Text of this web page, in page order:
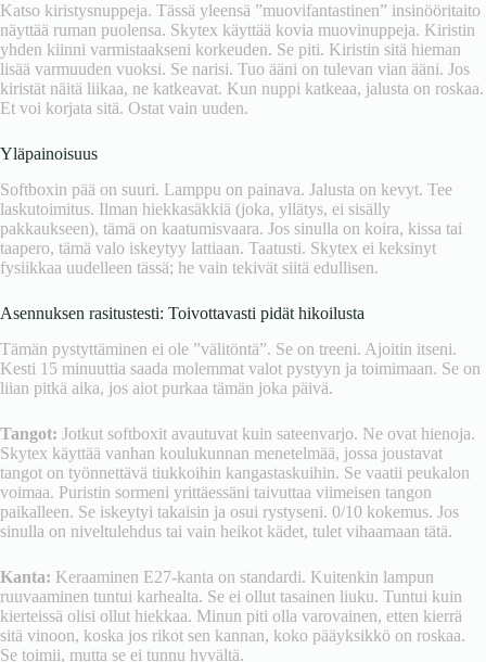
Katso kiristysnuppeja. Tässä yleensä ”muovifantastinen” insinööritaito
näyttää ruman puolensa. Skytex käyttää kovia muovinuppeja. Kiristin
yhden kiinni varmistaakseni korkeuden. Se piti. Kiristin sitä hieman
lisää varmuuden vuoksi. Se narisi. Tuo ääni on tulevan vian ääni. Jos
kiristät näitä liikaa, ne katkeavat. Kun nuppi katkeaa, jalusta on roskaa.
Et voi korjata sitä. Ostat vain uuden.
Yläpainoisuus
Softboxin pää on suuri. Lamppu on painava. Jalusta on kevyt. Tee
laskutoimitus. Ilman hiekkasäkkiä (joka, yllätys, ei sisälly
pakkaukseen), tämä on kaatumisvaara. Jos sinulla on koira, kissa tai
taapero, tämä valo iskeytyy lattiaan. Taatusti. Skytex ei keksinyt
fysiikkaa uudelleen tässä; he vain tekivät siitä edullisen.
Asennuksen rasitustesti: Toivottavasti pidät hikoilusta
Tämän pystyttäminen ei ole ”välitöntä”. Se on treeni. Ajoitin itseni.
Kesti 15 minuuttia saada molemmat valot pystyyn ja toimimaan. Se on
liian pitkä aika, jos aiot purkaa tämän joka päivä.
Tangot: Jotkut softboxit avautuvat kuin sateenvarjo. Ne ovat hienoja.
Skytex käyttää vanhan koulukunnan menetelmää, jossa joustavat
tangot on työnnettävä tiukkoihin kangastaskuihin. Se vaatii peukalon
voimaa. Puristin sormeni yrittäessäni taivuttaa viimeisen tangon
paikalleen. Se iskeytyi takaisin ja osui rystyseni. 0/10 kokemus. Jos
sinulla on niveltulehdus tai vain heikot kädet, tulet vihaamaan tätä.
Kanta: Keraaminen E27-kanta on standardi. Kuitenkin lampun
ruuvaaminen tuntui karhealta. Se ei ollut tasainen liuku. Tuntui kuin
kierteissä olisi ollut hiekkaa. Minun piti olla varovainen, etten kierrä
sitä vinoon, koska jos rikot sen kannan, koko pääyksikkö on roskaa.
Se toimii, mutta se ei tunnu hyvältä.